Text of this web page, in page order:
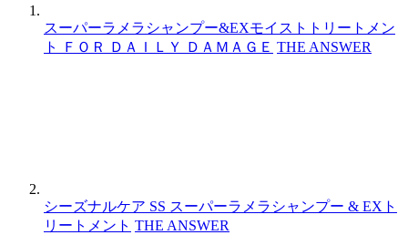
スーパーラメラシャンプー&EXモイストトリートメン
ト ＦＯＲ ＤＡＩＬＹ ＤＡＭＡＧＥ THE ANSWER
シーズナルケア SS スーパーラメラシャンプー & EXト
リートメント THE ANSWER